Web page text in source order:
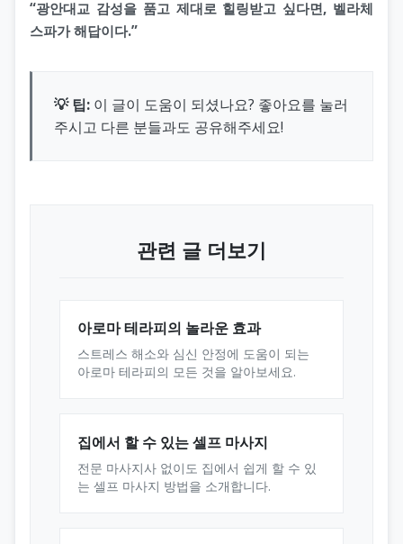
“광안대교 감성을 품고 제대로 힐링받고 싶다면, 벨라체
스파가 해답이다.”
💡 팁: 이 글이 도움이 되셨나요? 좋아요를 눌러
주시고 다른 분들과도 공유해주세요!
관련 글 더보기
아로마 테라피의 놀라운 효과
스트레스 해소와 심신 안정에 도움이 되는
아로마 테라피의 모든 것을 알아보세요.
집에서 할 수 있는 셀프 마사지
전문 마사지사 없이도 집에서 쉽게 할 수 있
는 셀프 마사지 방법을 소개합니다.